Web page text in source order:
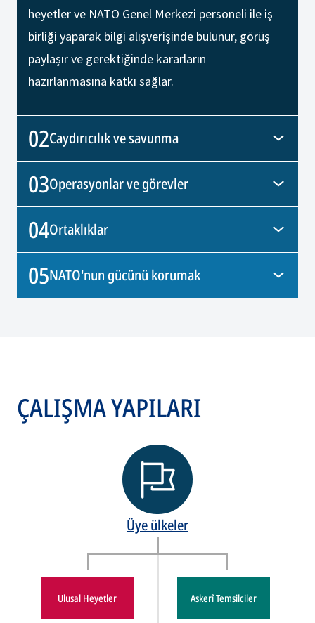
heyetler ve NATO Genel Merkezi personeli ile iş
birliği yaparak bilgi alışverişinde bulunur, görüş
paylaşır ve gerektiğinde kararların
hazırlanmasına katkı sağlar.
02Caydırıcılık ve savunma
03Operasyonlar ve görevler
04Ortaklıklar
05NATO'nun gücünü korumak
ÇALIŞMA YAPILARI
Üye ülkeler
Ulusal Heyetler Askerî Temsilciler